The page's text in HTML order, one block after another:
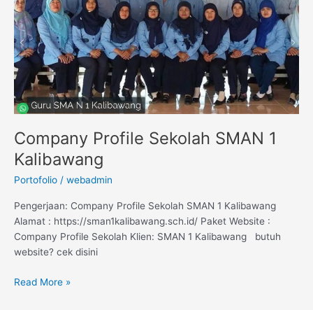
Company Profile Sekolah SMAN 1
Kalibawang
Portofolio / webadmin
Pengerjaan: Company Profile Sekolah SMAN 1 Kalibawang
Alamat : https://sman1kalibawang.sch.id/ Paket Website :
Company Profile Sekolah Klien: SMAN 1 Kalibawang butuh
website? cek disini
1
Kalibawang
Read More »